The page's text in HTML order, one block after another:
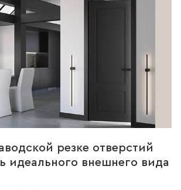
резке отверстий
идеального внешнего вида